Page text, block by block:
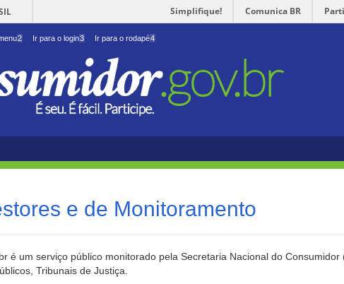
Simplifique! Comunica BR
2 Ir para o login3 Ir para o rodapé4
e de Monitoramento
é um serviço público monitorado pela Secretaria Nacional do
Tribunais de Justiça.